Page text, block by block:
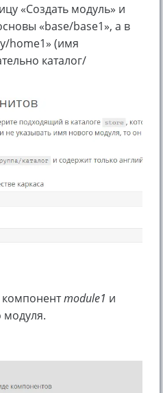
«Создать модуль» и
«base/base1», а в
home1» (имя
каталог/
module1 и